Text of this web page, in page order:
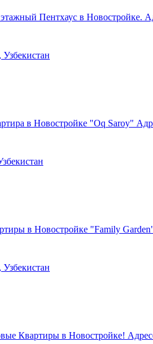
Пентхаус в Новостройке.
в Новостройке "Oq Saroy"
в Новостройке "Family
Квартиры в Новостройке!